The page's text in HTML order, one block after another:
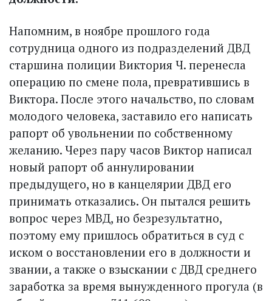
Напомним, в ноябре прошлого года
сотрудница одного из подраз­делений ДВД
старшина полиции Виктория Ч. перенесла
операцию по смене пола, превратившись в
Виктора. После этого начальство, по словам
молодого человека, заставило его написать
рапорт об увольнении по собственному
желанию. Через пару часов Виктор написал
новый рапорт об аннулировании
предыдущего, но в канцелярии ДВД его
принимать отказались. Он пытался решить
вопрос через МВД, но безрезультатно,
поэтому ему пришлось обратиться в суд с
иском о восстановлении его в должности и
звании, а также о взыскании с ДВД среднего
заработка за время вынужденного прогула (в